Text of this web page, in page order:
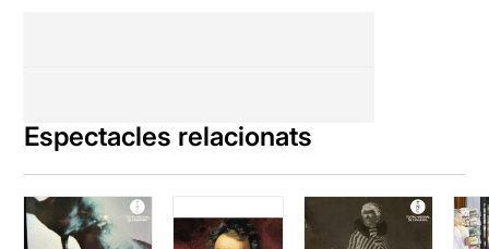
Espectacles relacionats